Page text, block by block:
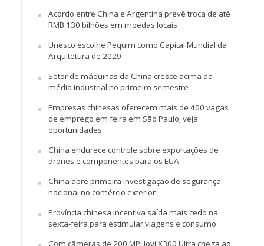
Acordo entre China e Argentina prevê troca de até
RMB 130 bilhões em moedas locais
Unesco escolhe Pequim como Capital Mundial da
Arquitetura de 2029
Setor de máquinas da China cresce acima da
média industrial no primeiro semestre
Empresas chinesas oferecem mais de 400 vagas
de emprego em feira em São Paulo; veja
oportunidades
China endurece controle sobre exportações de
drones e componentes para os EUA
China abre primeira investigação de segurança
nacional no comércio exterior
Província chinesa incentiva saída mais cedo na
sexta-feira para estimular viagens e consumo
Com câmeras de 200 MP, Jovi X300 Ultra chega ao